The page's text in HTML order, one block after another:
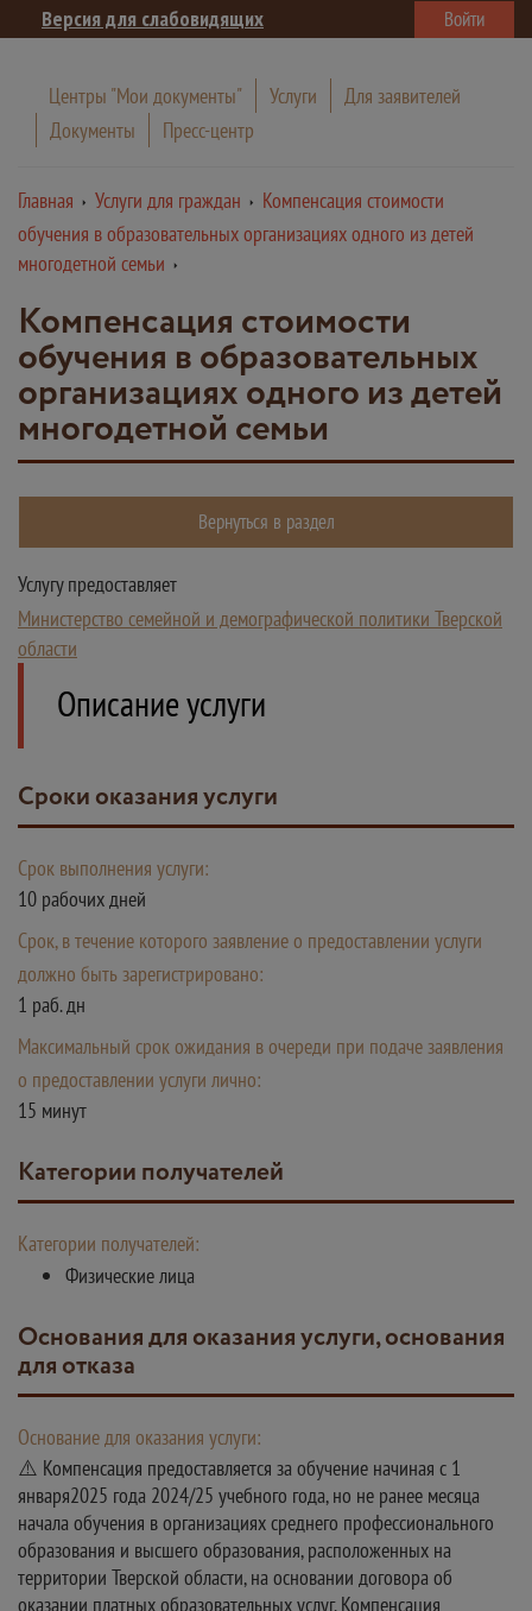
Версия для слабовидящих Войти
Центры "Мои документы" Услуги
Для заявителей
Документы
Пресс-центр
Главная Услуги для граждан
Компенсация стоимости
обучения в образовательных организациях одного из детей
многодетной семьи
Компенсация стоимости
обучения в образовательных
организациях одного из детей
многодетной семьи
Вернуться в раздел
Услугу предоставляет
Министерство семейной и демографической политики Тверской
области
Описание услуги
Сроки оказания услуги
Срок выполнения услуги:
10 рабочих дней
Срок, в течение которого заявление о предоставлении услуги
должно быть зарегистрировано:
1 раб. дн
Максимальный срок ожидания в очереди при подаче заявления
о предоставлении услуги лично:
15 минут
Категории получателей
Категории получателей:
Физические лица
Основания для оказания услуги, основания
для отказа
Основание для оказания услуги:
⚠️ Компенсация предоставляется за обучение начиная с 1
января2025 года 2024/25 учебного года, но не ранее месяца
начала обучения в организациях среднего профессионального
образования и высшего образования, расположенных на
территории Тверской области, на основании договора об
оказании платных образовательных услуг. Компенсация